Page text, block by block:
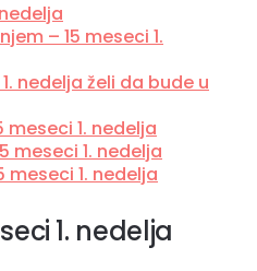
– 15 meseci 1.
nedelja želi da bude u
1. nedelja
meseci 1. nedelja
meseci 1. nedelja
1. nedelja